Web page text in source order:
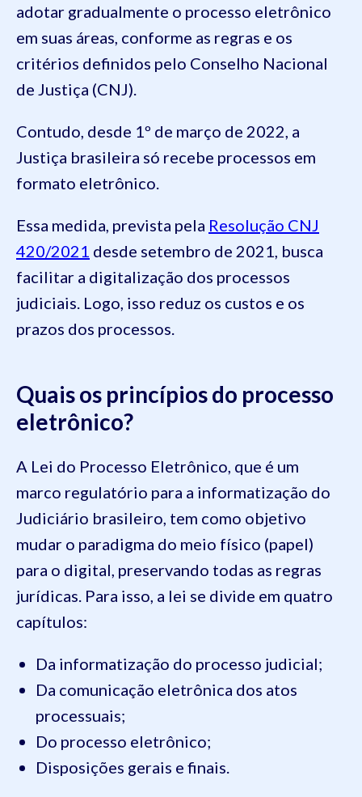
adotar gradualmente o processo eletrônico
em suas áreas, conforme as regras e os
critérios definidos pelo Conselho Nacional
de Justiça (CNJ).
Contudo, desde 1º de março de 2022, a
Justiça brasileira só recebe processos em
formato eletrônico.
Essa medida, prevista pela Resolução CNJ
420/2021 desde setembro de 2021, busca
facilitar a digitalização dos processos
judiciais. Logo, isso reduz os custos e os
prazos dos processos.
Quais os princípios do processo
eletrônico?
A Lei do Processo Eletrônico, que é um
marco regulatório para a informatização do
Judiciário brasileiro, tem como objetivo
mudar o paradigma do meio físico (papel)
para o digital, preservando todas as regras
jurídicas. Para isso, a lei se divide em quatro
capítulos:
Da informatização do processo judicial;
Da comunicação eletrônica dos atos
processuais;
Do processo eletrônico;
Disposições gerais e finais.